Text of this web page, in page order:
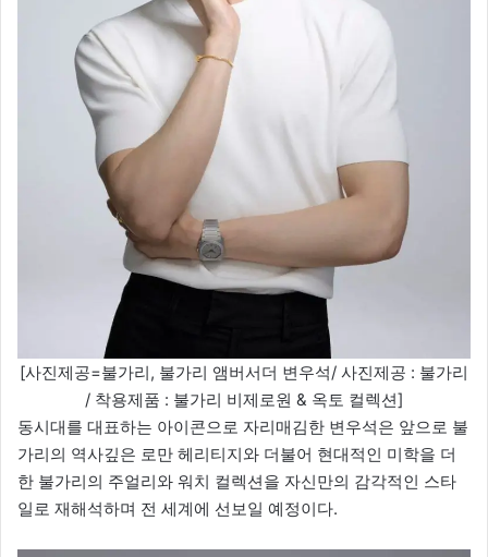
[사진제공=불가리, 불가리 앰버서더 변우석/ 사진제공 : 불가리
/ 착용제품 : 불가리 비제로원 & 옥토 컬렉션]
동시대를 대표하는 아이콘으로 자리매김한 변우석은 앞으로 불
가리의 역사깊은 로만 헤리티지와 더불어 현대적인 미학을 더
한 불가리의 주얼리와 워치 컬렉션을 자신만의 감각적인 스타
일로 재해석하며 전 세계에 선보일 예정이다.